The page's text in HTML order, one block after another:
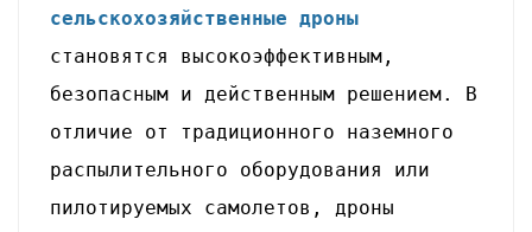
сельскохозяйственные дроны
становятся высокоэффективным,
безопасным и действенным решением. В
отличие от традиционного наземного
распылительного оборудования или
пилотируемых самолетов, дроны